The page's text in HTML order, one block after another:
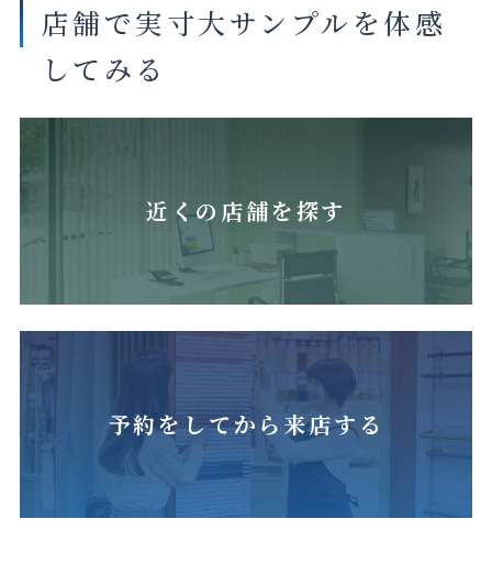
店舗で実寸大サンプルを体感
してみる
近くの店舗を探す
予約をしてから来店する